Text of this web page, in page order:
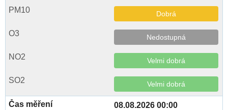
Dobrá
Nedostupná
Velmi dobrá
Velmi dobrá
08.08.2026 00:00